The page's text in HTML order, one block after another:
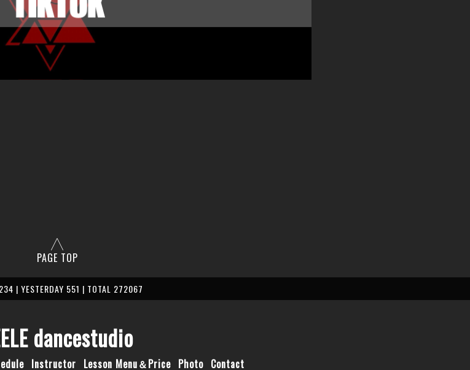
PAGE TOP
| YESTERDAY 551 | TOTAL 272067
dancestudio
Instructor Lesson Menu＆Price Photo Contact